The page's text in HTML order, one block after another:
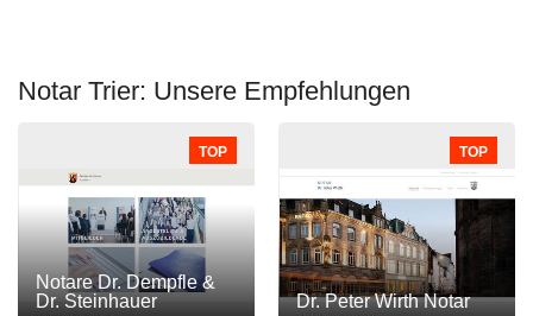
Notar Trier: Unsere Empfehlungen
TOP
Notare Dr. Dempfle &
Dr. Steinhauer
TOP
Dr. Peter Wirth Notar